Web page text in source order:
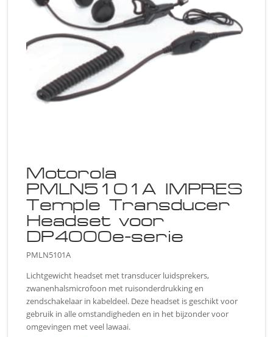
Motorola
PMLN5101A IMPRES
Temple Transducer
Headset voor
DP4000e-serie
PMLN5101A
Lichtgewicht headset met transducer luidsprekers,
zwanenhalsmicrofoon met ruisonderdrukking en
zendschakelaar in kabeldeel. Deze headset is geschikt voor
gebruik in alle omstandigheden en in het bijzonder voor
omgevingen met veel lawaai.